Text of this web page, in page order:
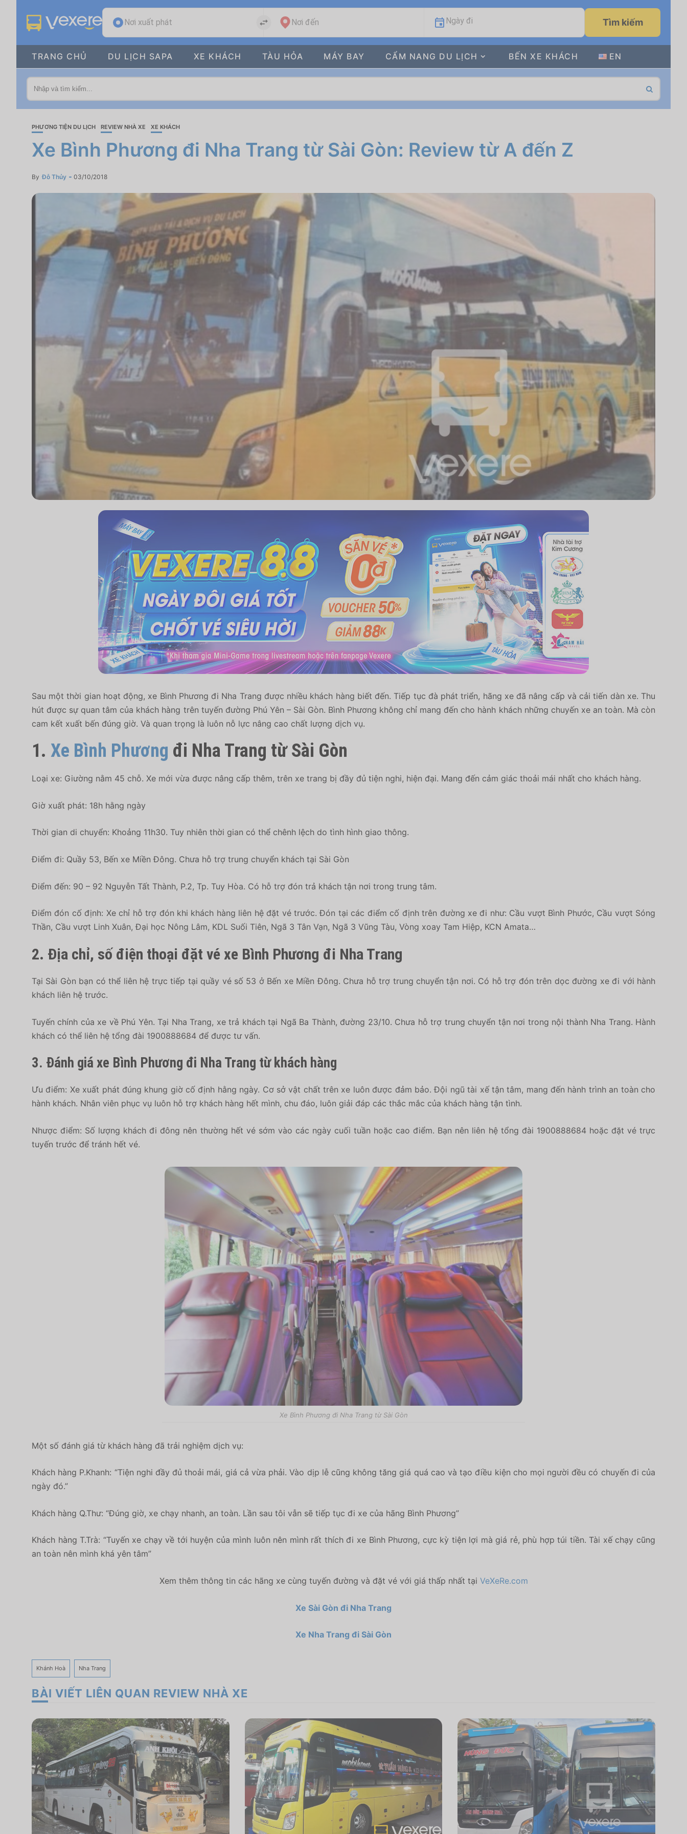
Nơi xuất phát Nơi đến Ngày đi Tìm kiếm
TRANG CHỦ DU LỊCH SAPA XE KHÁCH TÀU HỎA MÁY BAY CẨM NANG DU LỊCH BẾN XE KHÁCH EN
PHƯƠNG TIỆN DU LỊCH REVIEW NHÀ XE XE KHÁCH
Xe Bình Phương đi Nha Trang từ Sài Gòn: Review từ A đến Z
By Đỗ Thủy 03/10/2018
Sau một thời gian hoạt động, xe Bình Phương đi Nha Trang được nhiều khách hàng biết đến. Tiếp tục đà phát triển, hãng xe đã nâng cấp và cải tiến dàn xe. Thu
hút được sự quan tâm của khách hàng trên tuyến đường Phú Yên – Sài Gòn. Bình Phương không chỉ mang đến cho hành khách những chuyến xe an toàn. Mà còn
cam kết xuất bến đúng giờ. Và quan trọng là luôn nỗ lực nâng cao chất lượng dịch vụ.
1. Xe Bình Phương đi Nha Trang từ Sài Gòn
Loại xe: Giường nằm 45 chỗ. Xe mới vừa được nâng cấp thêm, trên xe trang bị đầy đủ tiện nghi, hiện đại. Mang đến cảm giác thoải mái nhất cho khách hàng.
Giờ xuất phát: 18h hằng ngày
Thời gian di chuyển: Khoảng 11h30. Tuy nhiên thời gian có thể chênh lệch do tình hình giao thông.
Điểm đi: Quầy 53, Bến xe Miền Đông. Chưa hỗ trợ trung chuyển khách tại Sài Gòn
Điểm đến: 90 – 92 Nguyễn Tất Thành, P.2, Tp. Tuy Hòa. Có hỗ trợ đón trả khách tận nơi trong trung tâm.
Điểm đón cố định: Xe chỉ hỗ trợ đón khi khách hàng liên hệ đặt vé trước. Đón tại các điểm cố định trên đường xe đi như: Cầu vượt Bình Phước, Cầu vượt Sóng
Thần, Cầu vượt Linh Xuân, Đại học Nông Lâm, KDL Suối Tiên, Ngã 3 Tân Vạn, Ngã 3 Vũng Tàu, Vòng xoay Tam Hiệp, KCN Amata…
2. Địa chỉ, số điện thoại đặt vé xe Bình Phương đi Nha Trang
Tại Sài Gòn bạn có thể liên hệ trực tiếp tại quầy vé số 53 ở Bến xe Miền Đông. Chưa hỗ trợ trung chuyển tận nơi. Có hỗ trợ đón trên dọc đường xe đi với hành
khách liên hệ trước.
Tuyến chính của xe về Phú Yên. Tại Nha Trang, xe trả khách tại Ngã Ba Thành, đường 23/10. Chưa hỗ trợ trung chuyển tận nơi trong nội thành Nha Trang. Hành
khách có thể liên hệ tổng đài 1900888684 để được tư vấn.
3. Đánh giá xe Bình Phương đi Nha Trang từ khách hàng
Ưu điểm: Xe xuất phát đúng khung giờ cố định hằng ngày. Cơ sở vật chất trên xe luôn được đảm bảo. Đội ngũ tài xế tận tâm, mang đến hành trình an toàn cho
hành khách. Nhân viên phục vụ luôn hỗ trợ khách hàng hết mình, chu đáo, luôn giải đáp các thắc mắc của khách hàng tận tình.
Nhược điểm: Số lượng khách đi đông nên thường hết vé sớm vào các ngày cuối tuần hoặc cao điểm. Bạn nên liên hệ tổng đài 1900888684 hoặc đặt vé trực
tuyến trước để tránh hết vé.
Xe Bình Phương đi Nha Trang từ Sài Gòn
Một số đánh giá từ khách hàng đã trải nghiệm dịch vụ:
Khách hàng P.Khanh: “Tiện nghi đầy đủ thoải mái, giá cả vừa phải. Vào dịp lễ cũng không tăng giá quá cao và tạo điều kiện cho mọi người đều có chuyến đi của
ngày đó.”
Khách hàng Q.Thư: “Đúng giờ, xe chạy nhanh, an toàn. Lần sau tôi vẫn sẽ tiếp tục đi xe của hãng Bình Phương”
Khách hàng T.Trà: “Tuyến xe chạy về tới huyện của mình luôn nên mình rất thích đi xe Bình Phương, cực kỳ tiện lợi mà giá rẻ, phù hợp túi tiền. Tài xế chạy cũng
an toàn nên mình khá yên tâm”
Xem thêm thông tin các hãng xe cùng tuyến đường và đặt vé với giá thấp nhất tại VeXeRe.com
Xe Sài Gòn đi Nha Trang
Xe Nha Trang đi Sài Gòn
Khánh Hoà Nha Trang
BÀI VIẾT LIÊN QUAN REVIEW NHÀ XE